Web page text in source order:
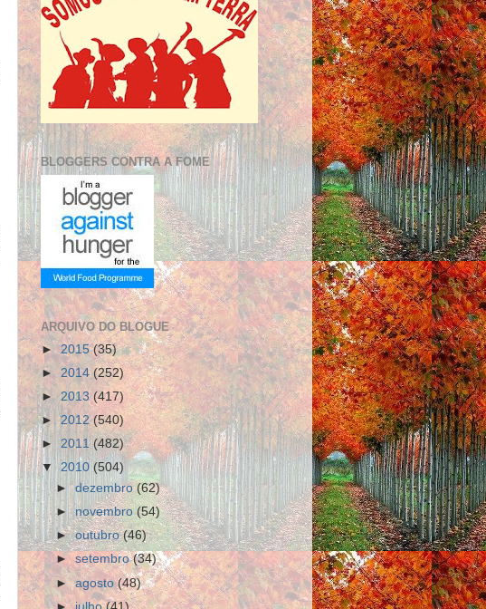
BLOGGERS CONTRA A FOME
ARQUIVO DO BLOGUE
►2015(35)
► 2014(252)
►2013(417)
►2012(540)
► 2011(482)
▼ 2010 (504)
►dezembro(62)
► novembro(54)
►outubro(46)
►setembro(34)
►agosto(48)